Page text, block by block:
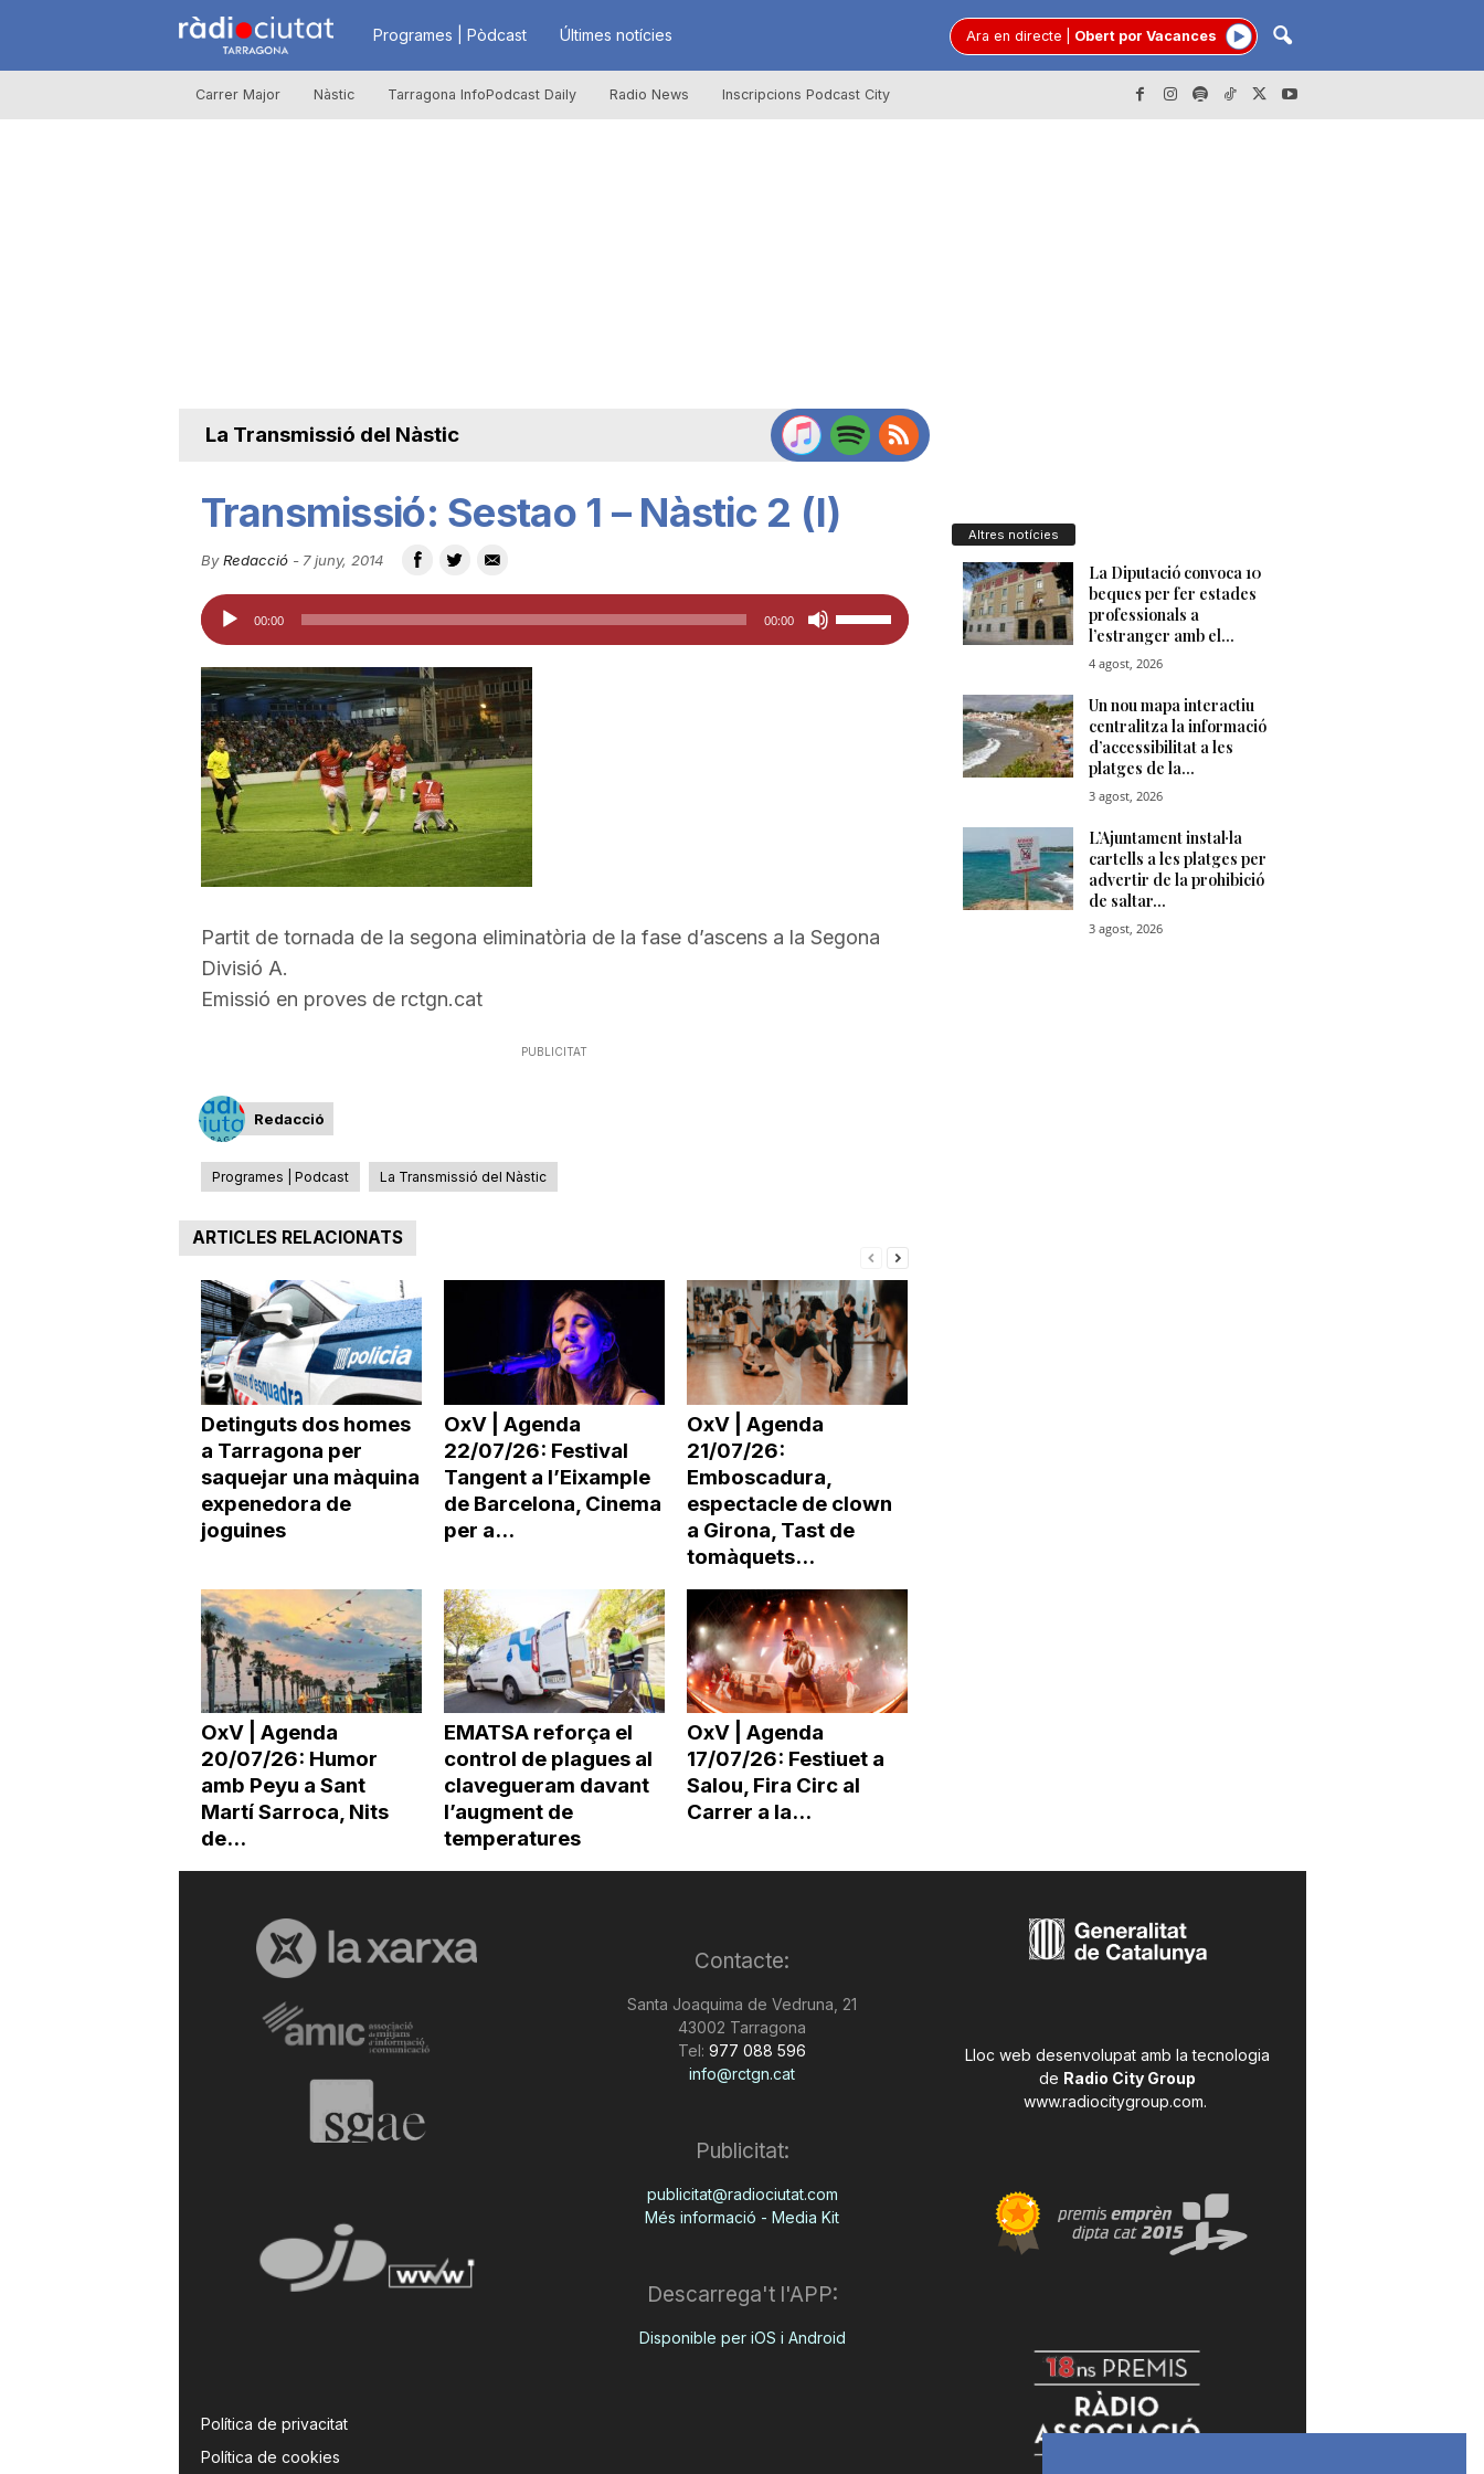
R
à
u
t
a
t
d
e
r
a
g
o
n
Programes | Pòdcast Últimes notícies Ara en directe Obert por Vacances
Carrer Major Nàstic Tarragona InfoPodcast Daily Radio News Inscripcions Podcast City
La Transmissió del Nàstic
Transmissió: Sestao 1 – Nàstic 2 (I)
By Redacció- 7 juny, 2014
Reproductor
d'àudio
00:00 00:00
Feu
servir
incrementar
Partit de tornada de la segona eliminatòria de la fase d’ascens a la Segona
Divisió A.
Emissió en proves de rctgn.cat
PUBLICITAT
Redacció
Programes | Podcast La Transmissió del Nàstic
ARTICLES RELACIONATS
Detinguts dos homes
a Tarragona per
saquejar una màquina
expenedora de
joguines
OxV | Agenda
22/07/26: Festival
Tangent a l’Eixample
de Barcelona, Cinema
per a...
OxV | Agenda
21/07/26:
Emboscadura,
espectacle de clown
a Girona, Tast de
tomàquets...
OxV | Agenda
20/07/26: Humor
amb Peyu a Sant
Martí Sarroca, Nits
de...
EMATSA reforça el
control de plagues al
clavegueram davant
l’augment de
temperatures
OxV | Agenda
17/07/26: Festiuet a
Salou, Fira Circ al
Carrer a la...
Altres notícies
Política de privacitat
Política de cookies
Contacte:
Santa Joaquima de Vedruna, 21
43002 Tarragona
Tel: 977 088 596
info@rctgn.cat
Publicitat:
publicitat@radiociutat.com
Més informació - Media Kit
Descarrega't l'APP:
Disponible per iOS i Android
Lloc web desenvolupat amb la tecnologia
de Radio City Group
www.radiocitygroup.com.